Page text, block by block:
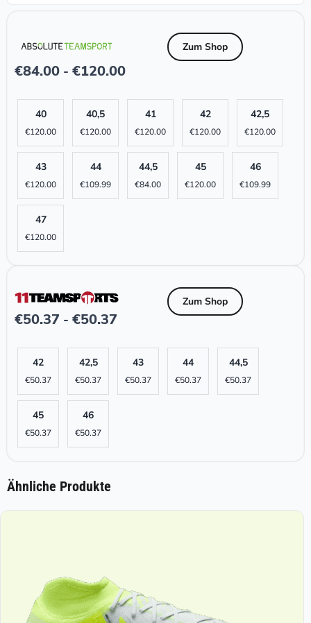
€84.00 - €120.00
Zum Shop
40
€120.00
40,5
€120.00
41
€120.00
42
€120.00
42,5
€120.00
43
€120.00
44
€109.99
44,5
€84.00
45
€120.00
46
€109.99
47
€120.00
€50.37 - €50.37
Zum Shop
42
€50.37
42,5
€50.37
43
€50.37
44
€50.37
44,5
€50.37
45
€50.37
46
€50.37
Ähnliche Produkte